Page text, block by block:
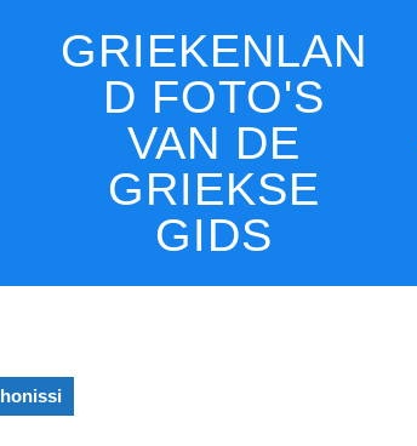
GRIEKENLAN
D FOTO'S
VAN DE
GRIEKSE
GIDS